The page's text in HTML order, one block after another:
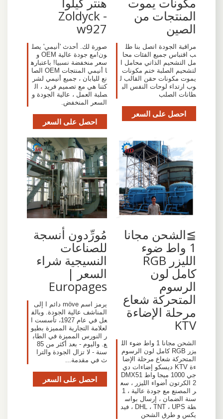
المنتجات من
الصين
مراقبة الجودة اتصل بنا طل
ب اقتباس جميع الفئات محا
مل التشحيم الذاتي محامل ا
لتشحيم الصلبة ختم مكونات
يموت مكونات حقن القالب ل
وب ارتداء لوحات النفس الب
طانات الصلب
احصل على السعر
Zoldyck -
w927
صورة لك. أحدث 'أنيمي' يصل
ون!مع جودة عالية OEM و
سعر منخفضة نسبيا! باعتباره
ا أنيمي المنتجات OEM الصا
نع لليابان ، جميع أنيمي لشر
كتنا هي مع تصميم فريد ، ال
صلبة العمل ، عالية الجودة و
السعر المنخفض.
احصل على السعر
≧الشحن مجانا
1 واط ضوء
الليزر RGB
كامل لون
الرسوم
المتحركة شعاع
مرحلة الإضاءة
KTV
الشحن مجانا 1 واط ضوء الل
يزر RGB كامل لون الرسوم
المتحركة شعاع مرحلة الإضا
ءة KTV ديسكو إضاءات دي
جي 1000 ميجا واط DMX51
2 الكرتون أضواء الليزر ، سع
ر المصنع مع جودة عالية ، 1
سنة الضمان ، إرسال بواس
طة DHL ، TNT ، UPS ، فيد
يكس و طرق الشحن
مُورِّدون أنسجة
للصناعات
النسيجية شراء
السعر |
Europages
يرمز اسم möve دائم ا إلى
المناشف عالية الجودة. وبالف
عل في عام 1927، تأسست ا
لعلامة التجارية المميزة بطيو
ر النورس المميزة في الطاب
ع. واليوم - بعد أكثر من 85
سنة - لا تزال الجودة والترا
ث في مقدمة...
احصل على السعر